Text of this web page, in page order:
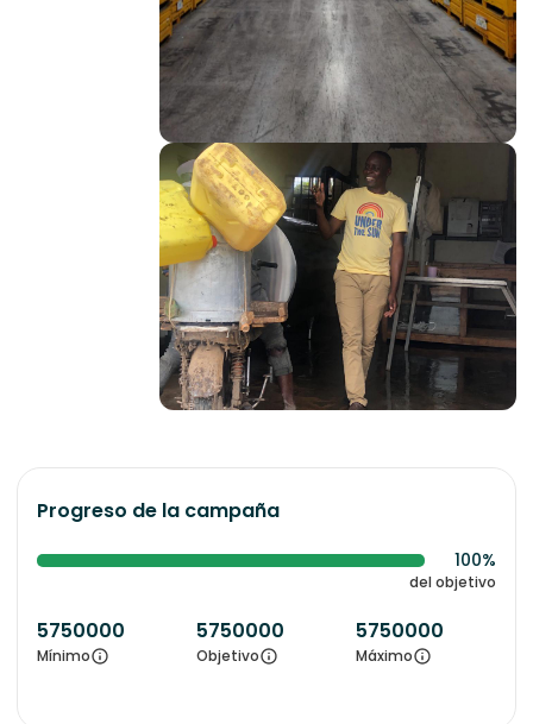
Progreso de la campaña
100%
del objetivo
5750000
Mínimo
5750000
Objetivo
5750000
Máximo